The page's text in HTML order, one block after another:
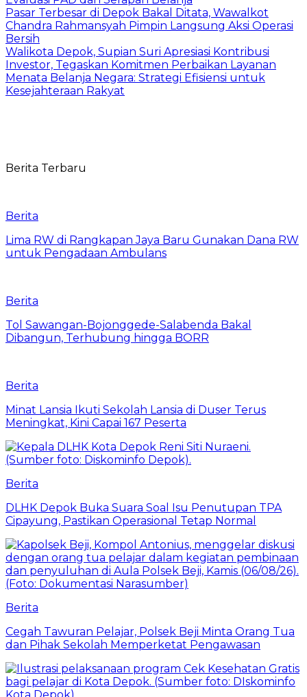
Pasar Terbesar di Depok Bakal Ditata, Wawalkot
Chandra Rahmansyah Pimpin Langsung Aksi Operasi
Bersih
Walikota Depok, Supian Suri Apresiasi Kontribusi
Investor, Tegaskan Komitmen Perbaikan Layanan
Menata Belanja Negara: Strategi Efisiensi untuk
Kesejahteraan Rakyat
Berita Terbaru
Berita
Lima RW di Rangkapan Jaya Baru Gunakan Dana RW
untuk Pengadaan Ambulans
Berita
Tol Sawangan-Bojonggede-Salabenda Bakal
Dibangun, Terhubung hingga BORR
Berita
Minat Lansia Ikuti Sekolah Lansia di Duser Terus
Meningkat, Kini Capai 167 Peserta
Berita
DLHK Depok Buka Suara Soal Isu Penutupan TPA
Cipayung, Pastikan Operasional Tetap Normal
Berita
Cegah Tawuran Pelajar, Polsek Beji Minta Orang Tua
dan Pihak Sekolah Memperketat Pengawasan